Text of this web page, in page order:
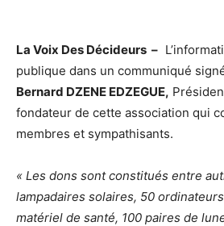
La Voix Des Décideurs –
publique dans un communiqué
Bernard DZENE EDZEGUE,
fondateur de cette association qui
membres et sympathisants.
« Les dons sont constitués entre
lampadaires solaires, 50
matériel de santé, 100 paires de